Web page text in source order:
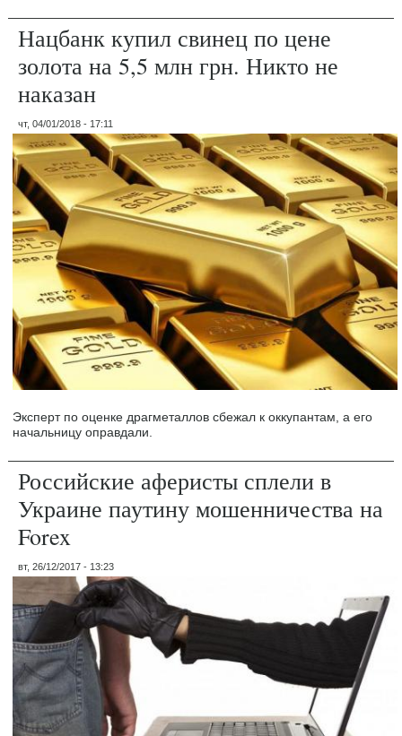
Нацбанк купил свинец по цене
золота на 5,5 млн грн. Никто не
наказан
чт, 04/01/2018 - 17:11
Эксперт по оценке драгметаллов сбежал к оккупантам, а его
начальницу оправдали.
Российские аферисты сплели в
Украине паутину мошенничества на
Forex
вт, 26/12/2017 - 13:23